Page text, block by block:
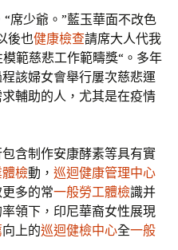
席少爺。”藍玉華面不改色
後也健康檢查請席大人代我
範慈悲工作範疇獎“。多年
該婦女會舉行屢次慈悲運
輔助的人，尤其是在疫情
含制作安康酵素等具有實
檢動， 巡迴健康管理中心
多的常一般勞工體檢識并
領下，印尼華裔女性展現
向上的巡迴健檢中心全一般